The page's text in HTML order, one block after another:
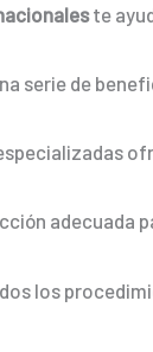
te
serie de
adecuada
los